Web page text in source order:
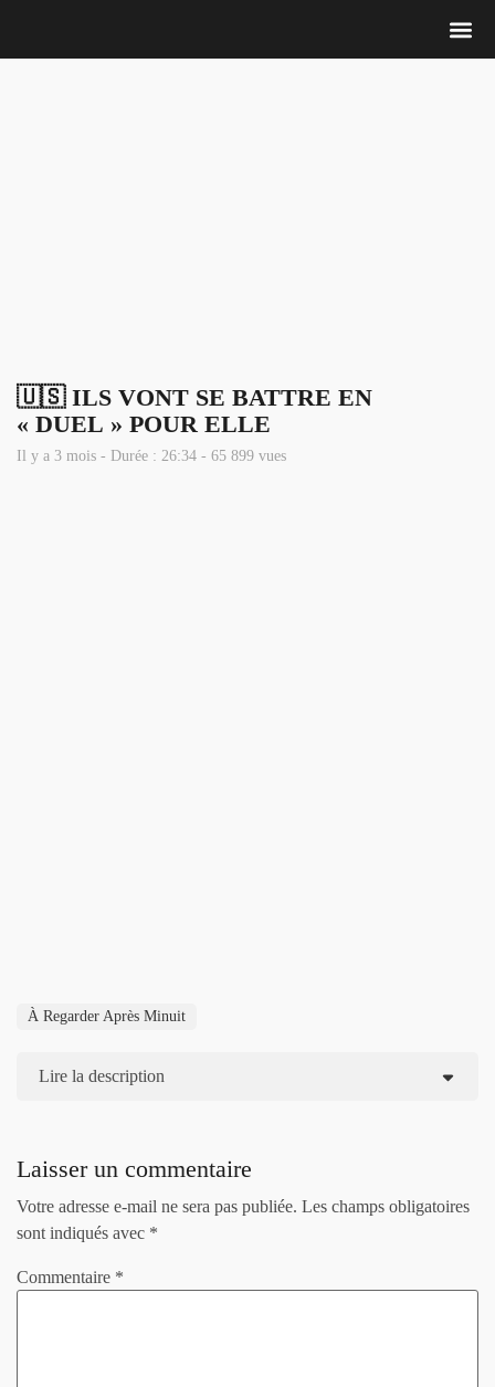
🇺🇸 ILS VONT SE BATTRE EN
« DUEL » POUR ELLE
Il y a 3 mois - Durée : 26:34 - 65 899 vues
À Regarder Après Minuit
Lire la description
Laisser un commentaire
Votre adresse e-mail ne sera pas publiée. Les champs obligatoires
sont indiqués avec *
Commentaire *